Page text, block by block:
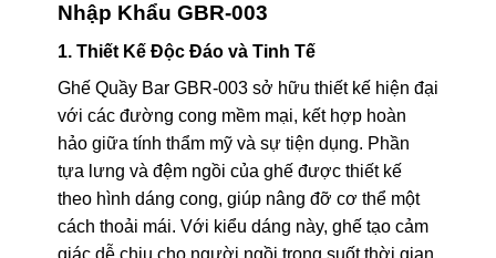
Nhập Khẩu GBR-003
1. Thiết Kế Độc Đáo và Tinh Tế
Ghế Quầy Bar GBR-003 sở hữu thiết kế hiện đại
với các đường cong mềm mại, kết hợp hoàn
hảo giữa tính thẩm mỹ và sự tiện dụng. Phần
tựa lưng và đệm ngồi của ghế được thiết kế
theo hình dáng cong, giúp nâng đỡ cơ thể một
cách thoải mái. Với kiểu dáng này, ghế tạo cảm
giác dễ chịu cho người ngồi trong suốt thời gian